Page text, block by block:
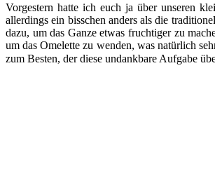
Vorgestern hatte ich euch ja über unseren
allerdings ein bisschen anders als die
dazu, um das Ganze etwas fruchtiger zu
um das Omelette zu wenden, was natürlich
zum Besten, der diese undankbare Aufgabe